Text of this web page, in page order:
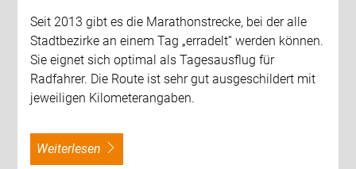
Seit 2013 gibt es die Marathonstrecke, bei der alle
Stadtbezirke an einem Tag „erradelt“ werden können.
Sie eignet sich optimal als Tagesausflug für
Radfahrer. Die Route ist sehr gut ausgeschildert mit
jeweiligen Kilometerangaben.
weiterlesen